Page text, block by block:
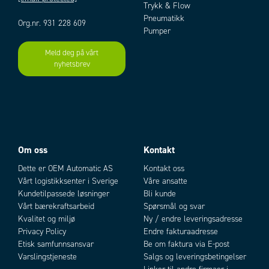
Add to existing cart row
Org.nr. 931 228 609
Meld deg på vårt
nyhetsbrev
Trykk & Flow
Pneumatikk
Pumper
Om oss
Dette er OEM Automatic AS
Vårt logistikksenter i Sverige
Kundetilpassede løsninger
Vårt bærekraftsarbeid
Kvalitet og miljø
Privacy Policy
Etisk samfunnsansvar
Varslingstjeneste
Kontakt
Kontakt oss
Våre ansatte
Bli kunde
Spørsmål og svar
Ny / endre leveringsadresse
Endre fakturaadresse
Be om faktura via E-post
Salgs og leveringsbetingelser